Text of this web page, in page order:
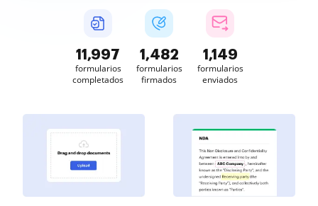
11,997
formularios
completados
1,482
formularios
firmados
1,149
formularios
enviados